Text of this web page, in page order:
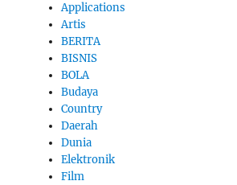
Applications
Artis
BERITA
BISNIS
BOLA
Budaya
Country
Daerah
Dunia
Elektronik
Film